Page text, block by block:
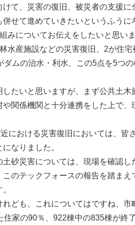
て、災害の復旧、被災者の支援に
せて進めていきたいというふうに
みについてお伝えをしたいと思い
水産施設などの災害復旧、2が住
ムの治水・利水、この5点を5つ
たいと思いますが、まず公共土木
関係機関と十分連携をした上で、
における災害復旧においては、皆
なりました。
砂災害については、現場を確認し
のテックフォースの報告を踏まえ
ども、これについてはですね、市
住家の90％、922棟中の835棟が終